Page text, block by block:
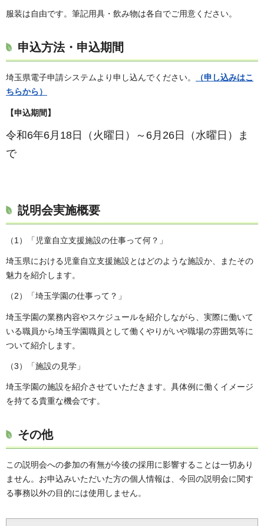
服装は自由です。筆記用具・飲み物は各自でご用意ください。
申込方法・申込期間
埼玉県電子申請システムより申し込んでください。
（申し込みはこ
ちらから）
【申込期間】
令和6年6月18日（火曜日）～6月26日（水曜日）ま
で
説明会実施概要
（1）「児童自立支援施設の仕事って何？」
埼玉県における児童自立支援施設とはどのような施設か、またその
魅力を紹介します。
（2）「埼玉学園の仕事って？」
埼玉学園の業務内容やスケジュールを紹介しながら、実際に働いて
いる職員から埼玉学園職員として働くやりがいや職場の雰囲気等に
ついて紹介します。
（3）「施設の見学」
埼玉学園の施設を紹介させていただきます。具体例に働くイメージ
を持てる貴重な機会です。
その他
この説明会への参加の有無が今後の採用に影響することは一切あり
ません。お申込みいただいた方の個人情報は、今回の説明会に関す
る事務以外の目的には使用しません。